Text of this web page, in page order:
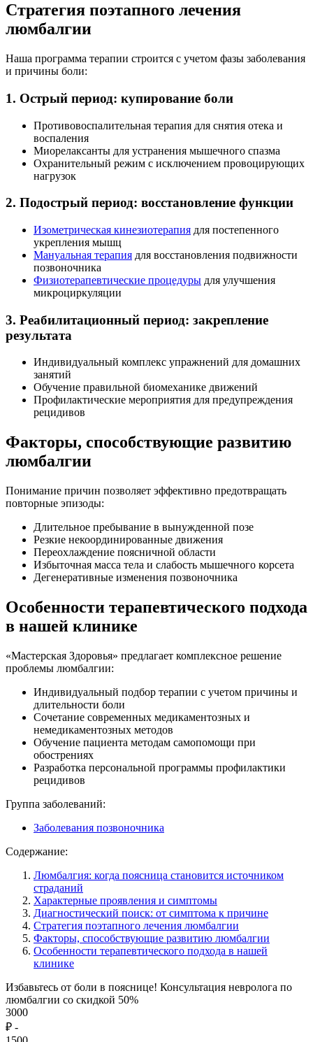
Стратегия поэтапного лечения
люмбалгии
Наша программа терапии строится с учетом фазы заболевания
и причины боли:
1. Острый период: купирование боли
Противовоспалительная терапия для снятия отека и
воспаления
Миорелаксанты для устранения мышечного спазма
Охранительный режим с исключением провоцирующих
нагрузок
2. Подострый период: восстановление функции
Изометрическая кинезиотерапия для постепенного
укрепления мышц
Мануальная терапия для восстановления подвижности
позвоночника
Физиотерапевтические процедуры для улучшения
микроциркуляции
3. Реабилитационный период: закрепление
результата
Индивидуальный комплекс упражнений для домашних
занятий
Обучение правильной биомеханике движений
Профилактические мероприятия для предупреждения
рецидивов
Факторы, способствующие развитию
люмбалгии
Понимание причин позволяет эффективно предотвращать
повторные эпизоды:
Длительное пребывание в вынужденной позе
Резкие некоординированные движения
Переохлаждение поясничной области
Избыточная масса тела и слабость мышечного корсета
Дегенеративные изменения позвоночника
Особенности терапевтического подхода
в нашей клинике
«Мастерская Здоровья» предлагает комплексное решение
проблемы люмбалгии:
Индивидуальный подбор терапии с учетом причины и
длительности боли
Сочетание современных медикаментозных и
немедикаментозных методов
Обучение пациента методам самопомощи при
обострениях
Разработка персональной программы профилактики
рецидивов
Группа заболеваний:
Заболевания позвоночника
Содержание:
Люмбалгия: когда поясница становится источником
страданий
Характерные проявления и симптомы
Диагностический поиск: от симптома к причине
Стратегия поэтапного лечения люмбалгии
Факторы, способствующие развитию люмбалгии
Особенности терапевтического подхода в нашей
клинике
Избавьтесь от боли в пояснице! Консультация невролога по
люмбалгии со скидкой 50%
3000
₽ -